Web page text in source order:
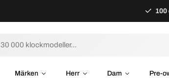
100
Märken Herr Dam Pre-